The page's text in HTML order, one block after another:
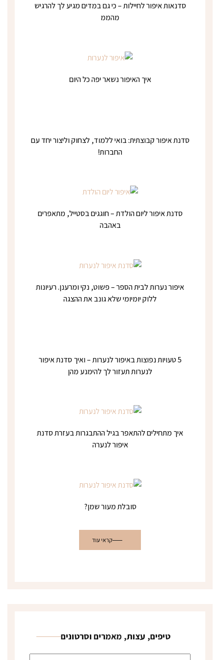
סדנאות איפור לחיילות – כי גם במדים מגיע לך להרגיש
מהממ
איך האיפור נשאר יפה כל היום
סדנת איפור קבוצתית: בואי ללמוד, לצחוק וליצור יחד עם
החברות!
סדנת איפור ליום הולדת – חוגגים בסטייל, מתאפרים
באהבה
איפור נערות לבית הספר – פשוט, נקי ומרענן. רעיונות
ללוק יומיומי שלא גונב את ההצגה
5 טעויות נפוצות באיפור לנערות – ואיך סדנת איפור
לנערות תעזור לך להימנע מהן
איך מתחילים להתאפר בגיל ההתבגרות בעזרת סדנת
איפור לנערה
סובלת מעור שמן?
קראי עוד
טיפים, עצות, מאמרים וסרטונים